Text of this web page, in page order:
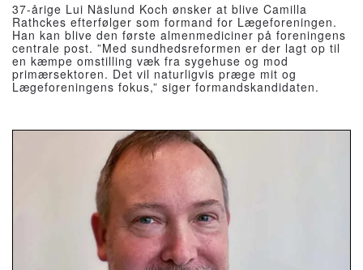
37-årige Lui Näslund Koch ønsker at blive Camilla
Rathckes efterfølger som formand for Lægeforeningen.
Han kan blive den første almenmediciner på foreningens
centrale post. ”Med sundhedsreformen er der lagt op til
en kæmpe omstilling væk fra sygehuse og mod
primærsektoren. Det vil naturligvis præge mit og
Lægeforeningens fokus,” siger formandskandidaten.